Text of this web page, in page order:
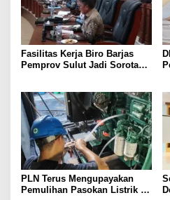
Fasilitas Kerja Biro Barjas
Pemprov Sulut Jadi Sorotan
PLN Terus Mengupayakan
Pemulihan Pasokan Listrik di